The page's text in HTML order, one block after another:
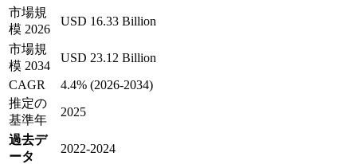
市場規
模 2026
USD 16.33 Billion
市場規
模 2034
USD 23.12 Billion
CAGR
4.4% (2026-2034)
推定の
基準年
2025
過去デ
ータ
2022-2024